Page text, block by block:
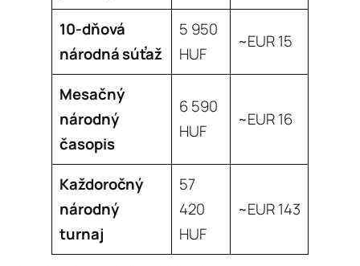
10-dňová
národná súťaž
5 950
HUF
~EUR 15
Mesačný
národný
časopis
6 590
HUF
~EUR 16
Každoročný
národný
turnaj
57
420
HUF
~EUR 143